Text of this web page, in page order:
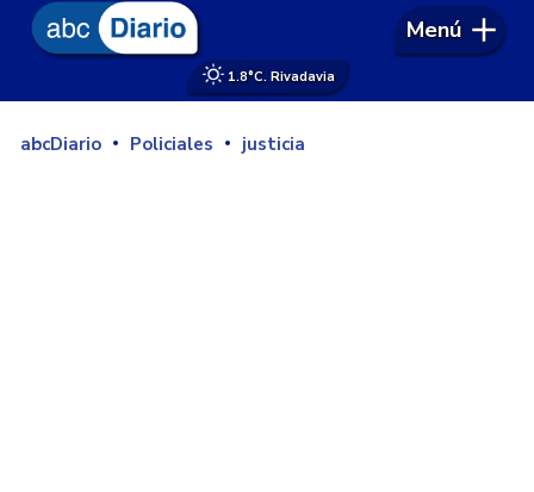
1.8°C. Rivadavia
Menú
abcDiario Policiales justicia